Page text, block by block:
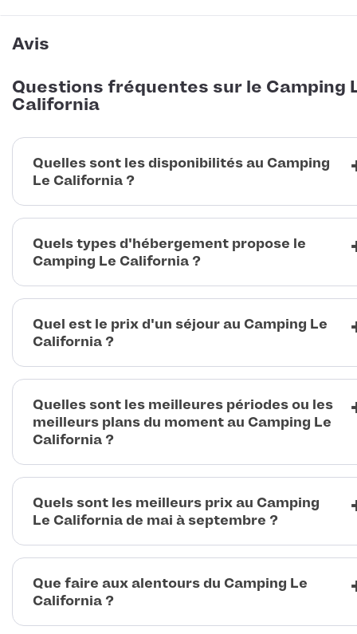
Avis
Questions fréquentes sur le Camping
California
Quelles sont les disponibilités au Camping
Le California ?
Quels types d'hébergement propose le
Camping Le California ?
Quel est le prix d'un séjour au Camping Le
California ?
Quelles sont les meilleures périodes ou les
meilleurs plans du moment au Camping Le
California ?
Quels sont les meilleurs prix au Camping
Le California de mai à septembre ?
Que faire aux alentours du Camping Le
California ?